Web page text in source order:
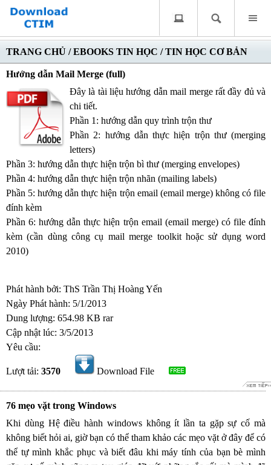
TRANG CHỦ /EBOOKS TIN HỌC /TIN HỌC CƠ BẢN
Hướng dẫn Mail Merge (full)
Đây là tài liệu hướng dẫn mail merge rất đầy đủ và
chi tiết.
Phần 1: hướng dẫn quy trình trộn thư
Phần 2: hướng dẫn thực hiện trộn thư (merging
letters)
Phần 3: hướng dẫn thực hiện trộn bì thư (merging envelopes)
Phần 4: hướng dẫn thực hiện trộn nhãn (mailing labels)
Phần 5: hướng dẫn thực hiện trộn email (email merge) không có file
đính kèm
Phần 6: hướng dẫn thực hiện trộn email (email merge) có file đính
kèm (cần dùng công cụ mail merge toolkit hoặc sử dụng word
2010)
Phát hành bởi: ThS Trần Thị Hoàng Yến
Ngày Phát hành: 5/1/2013
Dung lượng: 654.98 KB rar
Cập nhật lúc: 3/5/2013
Yêu cầu:
Lượt tải: 3570 Download File
76 mẹo vặt trong Windows
Khi dùng Hệ điều hành windows không ít lần ta gặp sự cố mà
không biết hỏi ai, giờ bạn có thể tham khảo các mẹo vặt ở đây để có
thể tự mình khắc phục và biết đâu khi máy tính của bạn bè mình